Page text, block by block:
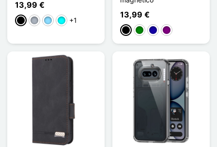
13,99 €
PretoCinzentoAzul Claro
Ciano
+1
13,99 €
PretoVerdeAzul Escuro
Púrpura